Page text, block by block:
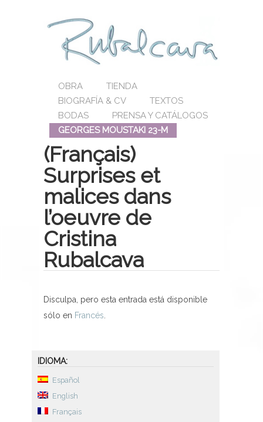
OBRA
TIENDA
BIOGRAFÍA & CV
TEXTOS
BODAS
PRENSA Y CATÁLOGOS
GEORGES MOUSTAKI 23-M
(Français)
Surprises et
malices dans
l’oeuvre de
Cristina
Rubalcava
Disculpa, pero esta entrada está disponible
sólo en Francés.
IDIOMA:
Español
English
Français